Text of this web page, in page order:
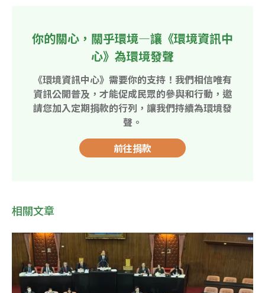
你的關心，關乎環境—讓《環境資訊中
心》為環境發聲
《環境資訊中心》需要你的支持！我們相信唯有
資訊公開普及，才能促成民眾的參與和行動，邀
請您加入定期捐款的行列，讓我們持續為環境發
聲。
前往捐款
相關文章